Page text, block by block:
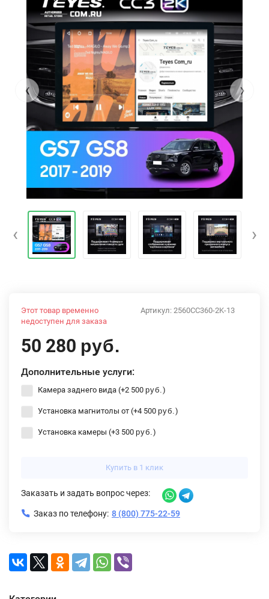
‹ ›
‹ ›
Артикул: 2560CC360-2K-13
Этот товар временно
недоступен для заказа
50 280 руб.
Дополнительные услуги:
Камера заднего вида (+2 500 руб. )
Установка магнитолы от (+4 500 руб. )
Установка камеры (+3 500 руб. )
Купить в 1 клик
Заказать и задать вопрос через:
Заказ по телефону: 8 (800) 775-22-59